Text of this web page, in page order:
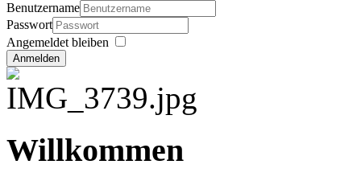
Benutzername
Passwort
Angemeldet bleiben
Anmelden
Willkommen